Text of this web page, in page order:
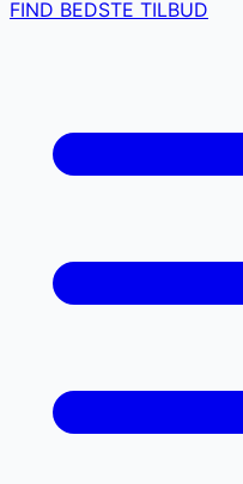
FIND BEDSTE TILBUD